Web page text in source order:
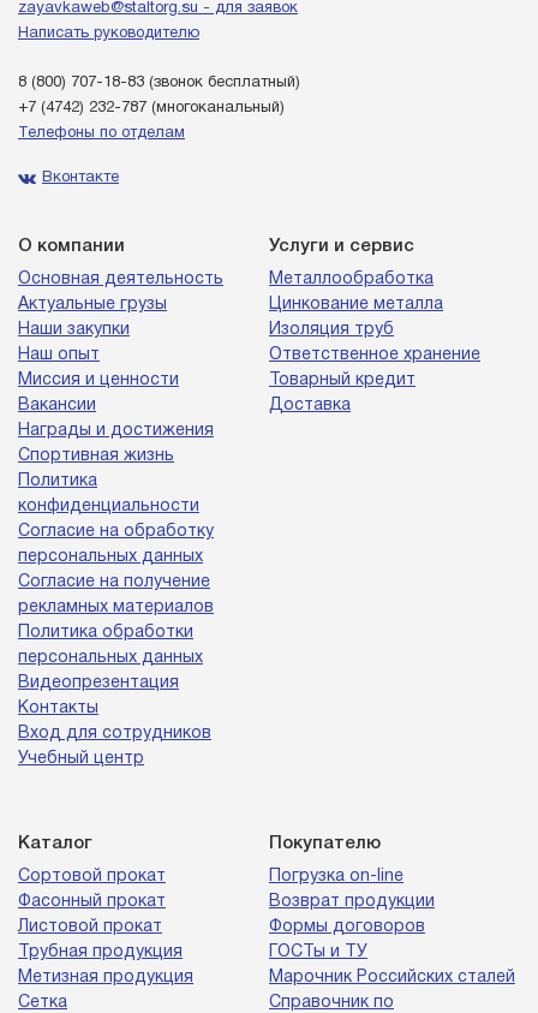
zayavkaweb@staltorg.su - для заявок
Написать руководителю
8 (800) 707-18-83 (звонок бесплатный)
+7 (4742) 232-787 (многоканальный)
Телефоны по отделам
Вконтакте
О компании
Основная деятельность
Актуальные грузы
Наши закупки
Наш опыт
Миссия и ценности
Вакансии
Награды и достижения
Спортивная жизнь
Политика
конфиденциальности
Согласие на обработку
персональных данных
Согласие на получение
рекламных материалов
Политика обработки
персональных данных
Видеопрезентация
Контакты
Вход для сотрудников
Учебный центр
Услуги и сервис
Металлообработка
Цинкование металла
Изоляция труб
Ответственное хранение
Товарный кредит
Доставка
Каталог
Сортовой прокат
Фасонный прокат
Листовой прокат
Трубная продукция
Метизная продукция
Сетка
Покупателю
Погрузка on-line
Возврат продукции
Формы договоров
ГОСТы и ТУ
Марочник Российских сталей
Справочник по